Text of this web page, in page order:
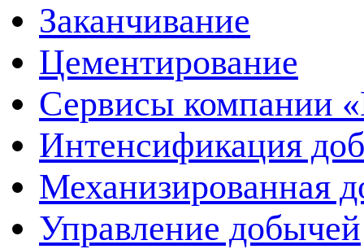
Заканчивание
Цементирование
Сервисы компании
Интенсификация
Механизированная
Управление добычей